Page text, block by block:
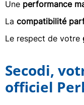
Une performance
La compatibilité
Le respect de votre
Secodi,
officiel